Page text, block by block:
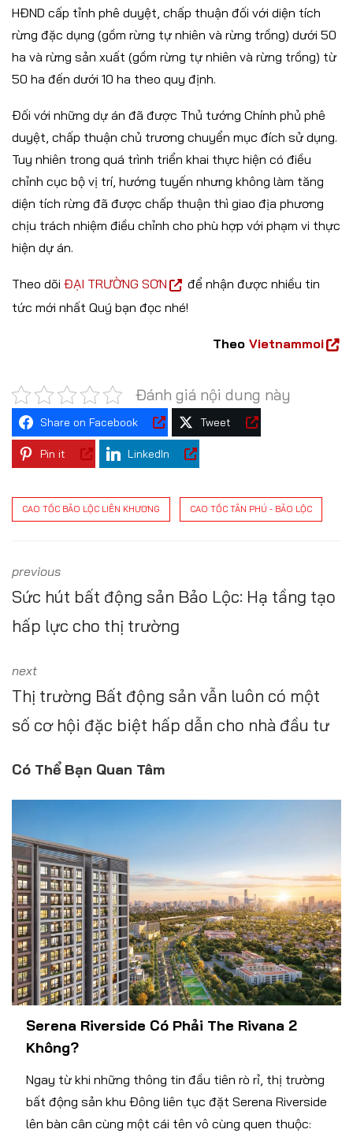
HĐND cấp tỉnh phê duyệt, chấp thuận đối với diện tích
rừng đặc dụng (gồm rừng tự nhiên và rừng trồng) dưới 50
ha và rừng sản xuất (gồm rừng tự nhiên và rừng trồng) từ
50 ha đến dưới 10 ha theo quy định.
Đối với những dự án đã được Thủ tướng Chính phủ phê
duyệt, chấp thuận chủ trương chuyển mục đích sử dụng.
Tuy nhiên trong quá trình triển khai thực hiện có điều
chỉnh cục bộ vị trí, hướng tuyến nhưng không làm tăng
diện tích rừng đã được chấp thuận thì giao địa phương
chịu trách nhiệm điều chỉnh cho phù hợp với phạm vi thực
hiện dự án.
Theo dõi ĐẠI TRƯỜNG SƠN
để nhận được nhiều tin
tức mới nhất Quý bạn đọc nhé!
Theo Vietnammoi
Đánh giá nội dung này
Share on Facebook Tweet
Pin it LinkedIn
CAO TỐC BẢO LỘC LIÊN KHƯƠNG CAO TỐC TÂN PHÚ - BẢO LỘC
previous
Sức hút bất động sản Bảo Lộc: Hạ tầng tạo
hấp lực cho thị trường
next
Thị trường Bất động sản vẫn luôn có một
số cơ hội đặc biệt hấp dẫn cho nhà đầu tư
Có Thể Bạn Quan Tâm
Serena Riverside Có Phải The Rivana 2
Không?
Ngay từ khi những thông tin đầu tiên rò rỉ, thị trường
bất động sản khu Đông liên tục đặt Serena Riverside
lên bàn cân cùng một cái tên vô cùng quen thuộc: